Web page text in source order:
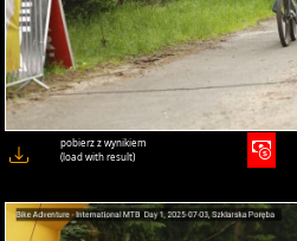
pobierz z wynikiem
(load with result)